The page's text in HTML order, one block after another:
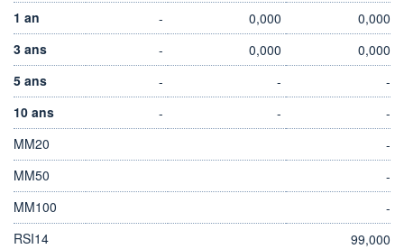
1 an
- 0,000
0,000
3 ans
- 0,000
0,000
5 ans
- -
-
10 ans
- -
-
MM20
-
MM50
-
MM100
-
RSI14
99,000